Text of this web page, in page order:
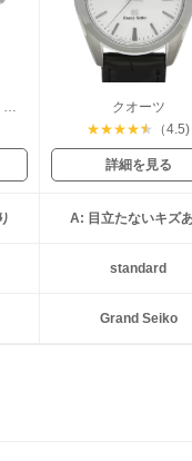
エレガンスコレクション メカニカル ハイビート
クオーツ
★★★★★ （4.5)
詳細を見る
A: 目立たないキズ
standard
Grand Seiko